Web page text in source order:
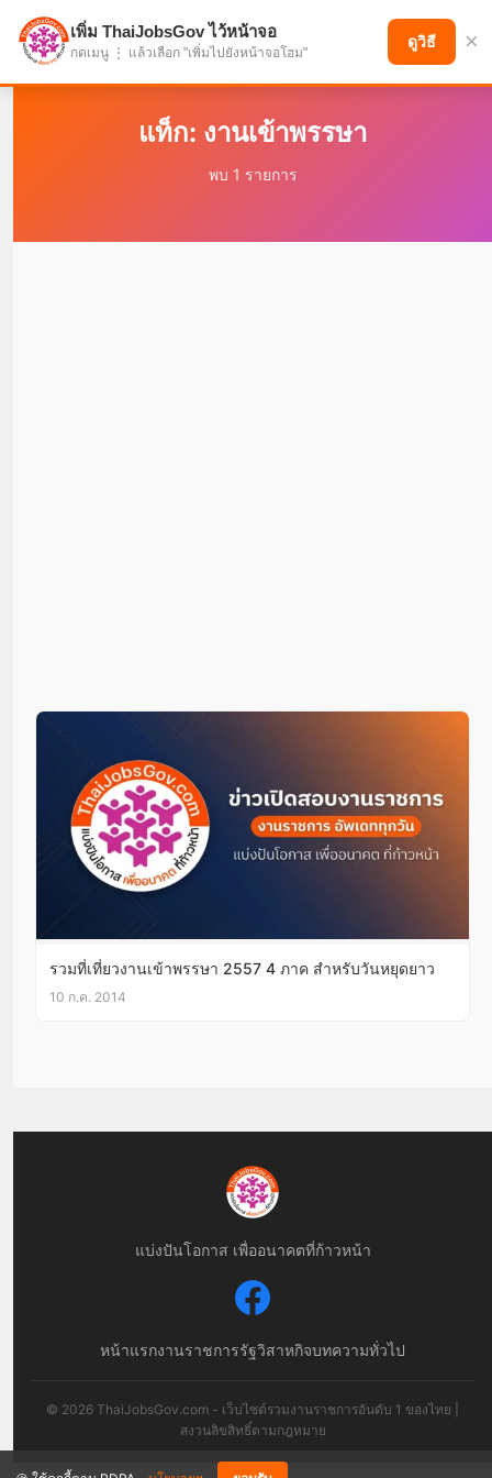
แบ่งปันโอกาส เพื่ออนาคตที่ก้าวหน้า
แท็ก: งานเข้าพรรษา
พบ 1 รายการ
รวมที่เที่ยวงานเข้าพรรษา 2557 4 ภาค สำหรับวันหยุดยาว
10 ก.ค. 2014
แบ่งปันโอกาส เพื่ออนาคตที่ก้าวหน้า
หน้าแรกงานราชการรัฐวิสาหกิจบทความทั่วไป
© 2026 ThaiJobsGov.com - เว็บไซต์รวมงานราชการอันดับ 1 ของไทย |
สงวนลิขสิทธิ์ตามกฎหมาย
เพิ่ม ThaiJobsGov ไว้หน้าจอ
กดเมนู ⋮ แล้วเลือก "เพิ่มไปยังหน้าจอโฮม"
ดูวิธี ×